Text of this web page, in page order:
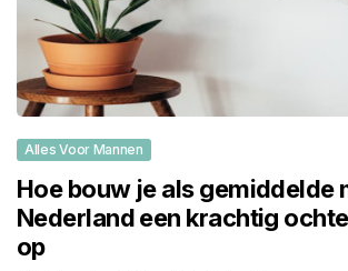
Alles Voor Mannen
Hoe bouw je als gemiddelde
Nederland een krachtig
op